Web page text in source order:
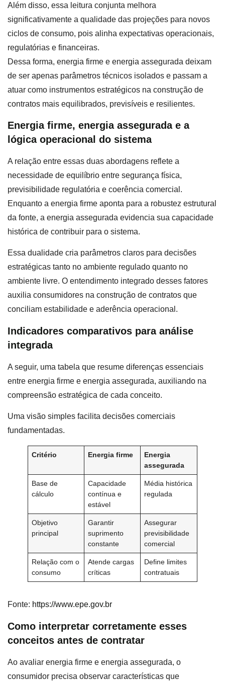
Além disso, essa leitura conjunta melhora
significativamente a qualidade das projeções para novos
ciclos de consumo, pois alinha expectativas operacionais,
regulatórias e financeiras.
Dessa forma, energia firme e energia assegurada deixam
de ser apenas parâmetros técnicos isolados e passam a
atuar como instrumentos estratégicos na construção de
contratos mais equilibrados, previsíveis e resilientes.
Energia firme, energia assegurada e a
lógica operacional do sistema
A relação entre essas duas abordagens reflete a
necessidade de equilíbrio entre segurança física,
previsibilidade regulatória e coerência comercial.
Enquanto a energia firme aponta para a robustez estrutural
da fonte, a energia assegurada evidencia sua capacidade
histórica de contribuir para o sistema.
Essa dualidade cria parâmetros claros para decisões
estratégicas tanto no ambiente regulado quanto no
ambiente livre. O entendimento integrado desses fatores
auxilia consumidores na construção de contratos que
conciliam estabilidade e aderência operacional.
Indicadores comparativos para análise
integrada
A seguir, uma tabela que resume diferenças essenciais
entre energia firme e energia assegurada, auxiliando na
compreensão estratégica de cada conceito.
Uma visão simples facilita decisões comerciais
fundamentadas.
Critério Energia firme
Energia
assegurada
Base de
cálculo
Capacidade
contínua e
estável
Média histórica
regulada
Objetivo
principal
Garantir
suprimento
constante
Assegurar
previsibilidade
comercial
Relação com o
consumo
Atende cargas
críticas
Define limites
contratuais
Fonte: https://www.epe.gov.br
Como interpretar corretamente esses
conceitos antes de contratar
Ao avaliar energia firme e energia assegurada, o
consumidor precisa observar características que